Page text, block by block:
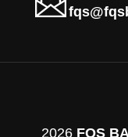
2026 FQS